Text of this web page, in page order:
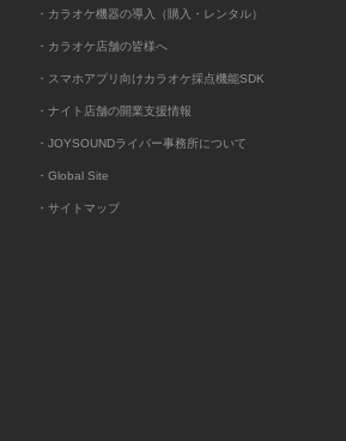
・カラオケ機器の導入（購入・レンタル）
・カラオケ店舗の皆様へ
・スマホアプリ向けカラオケ採点機能SDK
・ナイト店舗の開業支援情報
・JOYSOUNDライバー事務所について
・Global Site
・サイトマップ